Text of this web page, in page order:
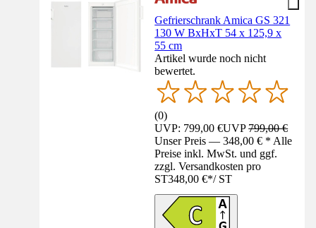
Gefrierschrank Amica GS 321
130 W BxHxT 54 x 125,9 x
55 cm
Artikel wurde noch nicht
bewertet.
(0)
UVP: 799,00 €UVP799,00 €
Unser Preis — 348,00 € * Alle
Preise inkl. MwSt. und ggf.
zzgl. Versandkosten pro
ST348,00 €*/ ST